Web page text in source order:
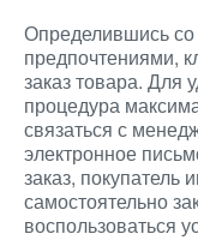
Определившись
предпочтениями,
заказ товара. Для
процедура
связаться с
электронное
заказ, покупатель
самостоятельно
воспользоваться